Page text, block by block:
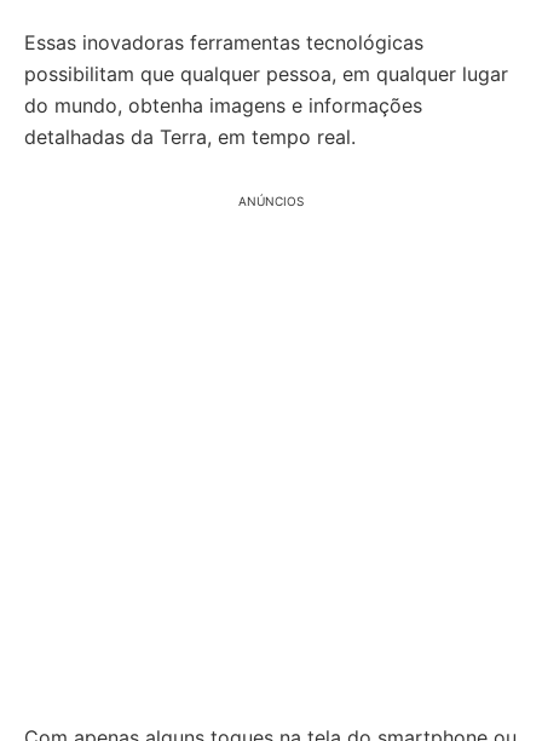
Essas inovadoras ferramentas tecnológicas
possibilitam que qualquer pessoa, em qualquer lugar
do mundo, obtenha imagens e informações
detalhadas da Terra, em tempo real.
ANÚNCIOS